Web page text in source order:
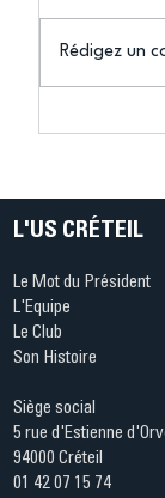
sont
Rédigez un
L'US CRÉTEIL
Le Mot du Président
L'Equipe
Le Club
Son Histoire
Siège social
5 rue d'Estienne
94000 Créteil
01 42 07 15 74